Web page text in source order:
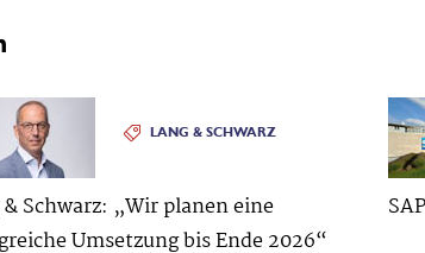
LANG & SCHWARZ
Schwarz: „Wir planen eine
Umsetzung bis Ende 2026“